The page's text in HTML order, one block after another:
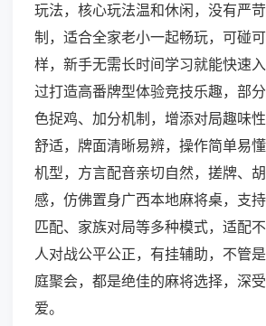
玩法，核心玩法温和休闲，没有严
制，适合全家老小一起畅玩，可碰
样，新手无需长时间学习就能快速
过打造高番牌型体验竞技乐趣，部
色捉鸡、加分机制，增添对局趣味
舒适，牌面清晰易辨，操作简单易
机型，方言配音亲切自然，搓牌、
感，仿佛置身广西本地麻将桌，支
匹配、家族对局等多种模式，适配
人对战公平公正，有挂辅助，不管
庭聚会，都是绝佳的麻将选择，深
爱。